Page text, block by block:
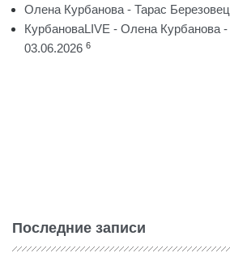
Олена Курбанова - Тарас
КурбановаLIVE - Олена Курбанова
03.06.2026 6
Последние записи